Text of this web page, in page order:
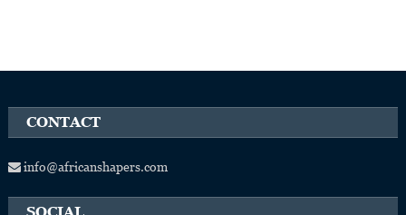
CONTACT
info@africanshapers.com